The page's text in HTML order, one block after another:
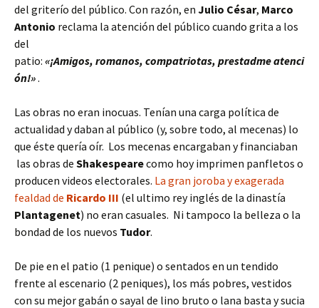
del griterío del público. Con razón, en Julio César, Marco
Antonio reclama la atención del público cuando grita a los
del
patio: «¡Amigos, romanos, compatriotas, prestadme atenci
ón!».
Las obras no eran inocuas. Tenían una carga política de
actualidad y daban al público (y, sobre todo, al mecenas) lo
que éste quería oír. Los mecenas encargaban y financiaban
las obras de Shakespearecomo hoy imprimen panfletos o
producen videos electorales. La gran joroba y exagerada
fealdad de Ricardo III (el ultimo rey inglés de la dinastía
Plantagenet) no eran casuales. Ni tampoco la belleza o la
bondad de los nuevos Tudor.
De pie en el patio (1 penique) o sentados en un tendido
frente al escenario (2 peniques), los más pobres, vestidos
con su mejor gabán o sayal de lino bruto o lana basta y sucia